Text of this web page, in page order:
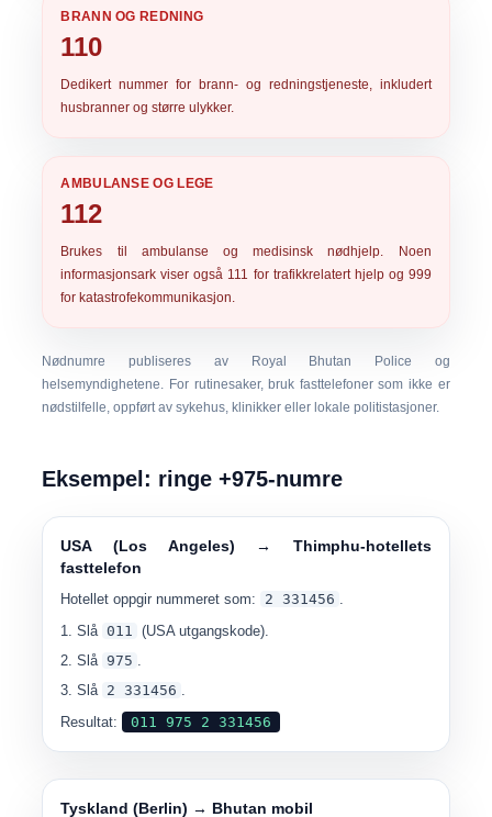
BRANN OG REDNING
110
Dedikert nummer for brann- og redningstjeneste, inkludert
husbranner og større ulykker.
AMBULANSE OG LEGE
112
Brukes til ambulanse og medisinsk nødhjelp. Noen
informasjonsark viser også 111 for trafikkrelatert hjelp og 999
for katastrofekommunikasjon.
Nødnumre publiseres av Royal Bhutan Police og
helsemyndighetene. For rutinesaker, bruk fasttelefoner som ikke er
nødstilfelle, oppført av sykehus, klinikker eller lokale politistasjoner.
Eksempel: ringe +975-numre
USA (Los Angeles) → Thimphu-hotellets
fasttelefon
Hotellet oppgir nummeret som: 2 331456 .
Slå 011 (USA utgangskode).
Slå 975 .
Slå 2 331456 .
Resultat:
011 975 2 331456
Tyskland (Berlin) → Bhutan mobil